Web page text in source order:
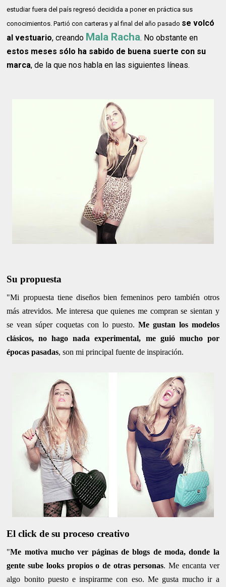
estudiar fuera del país regresó decidida a poner en práctica sus
conocimientos. Partió con carteras y al final del año pasado se volcó
al vestuario, creando Mala Racha. No obstante en
estos meses sólo ha sabido de buena suerte con su
marca, de la que nos habla en las siguientes líneas.
Su propuesta
"Mi propuesta tiene diseños bien femeninos pero también otros
más atrevidos. Me interesa que quienes me compran se sientan y
se vean súper coquetas con lo puesto. Me gustan los modelos
clásicos, no hago nada experimental, me guió mucho por
épocas pasadas, son mi principal fuente de inspiración.
El click de su proceso creativo
"Me motiva mucho ver páginas de blogs de moda, donde la
gente sube looks propios o de otras personas. Me encanta ver
algo bonito puesto e inspirarme con eso. Me gusta mucho ir a